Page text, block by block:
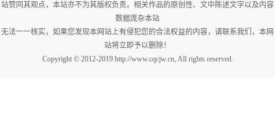
站赞同其观点，本站亦不为其版权负责。相关作品的原创性、文中陈述文字以及内容
数据庞杂本站
无法一一核实，如果您发现本网站上有侵犯您的合法权益的内容，请联系我们，本网
站将立即予以删除！
Copyright © 2012-2019 http://www.cqcjw.cn, All rights reserved.